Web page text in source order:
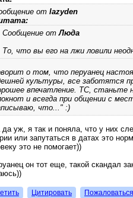
от lazyden
Сообщение отЛюда
То, что вы его на лжи ловили
о том, что перуанец
культуры, все заботятся
впечатление. ТС, станьте
и всегда при общении с
что..." :)
да уж, я так и поняла, что у них
или запутаться в датах это
это не помогает))
он тот еще, такой скандал
Цитировать Пожаловаться